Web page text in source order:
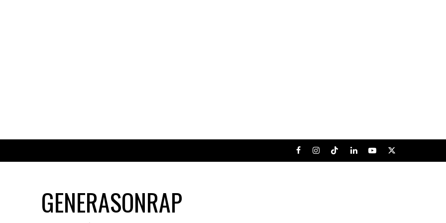
FacebookInstagram
TiktokLinkedInYoutube
X
GENERASONRAP